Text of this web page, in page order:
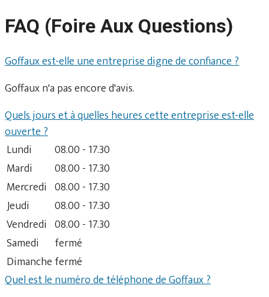
FAQ (Foire Aux Questions)
Goffaux est-elle une entreprise digne de confiance ?
Goffaux n'a pas encore d'avis.
Quels jours et à quelles heures cette entreprise est-elle
ouverte ?
Lundi
08.00 - 17.30
Mardi
08.00 - 17.30
Mercredi 08.00 - 17.30
Jeudi
08.00 - 17.30
Vendredi 08.00 - 17.30
Samedi
fermé
Dimanche fermé
Quel est le numéro de téléphone de Goffaux ?